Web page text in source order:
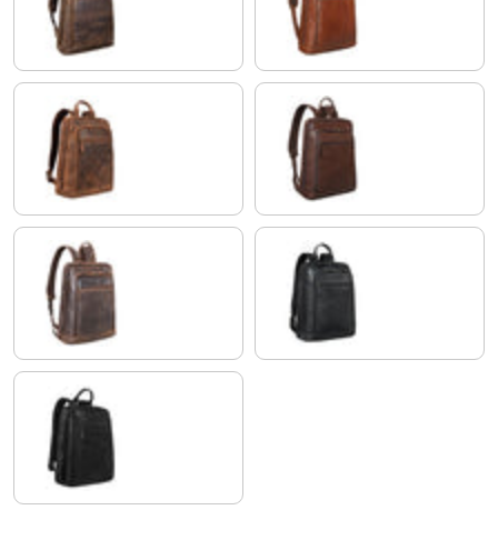
calais - marron maraska - marron
seppia - marron maraska - marron foncé
zamora - marron antracite
ossidiana nero